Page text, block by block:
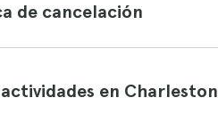
de cancelación
en Charleston